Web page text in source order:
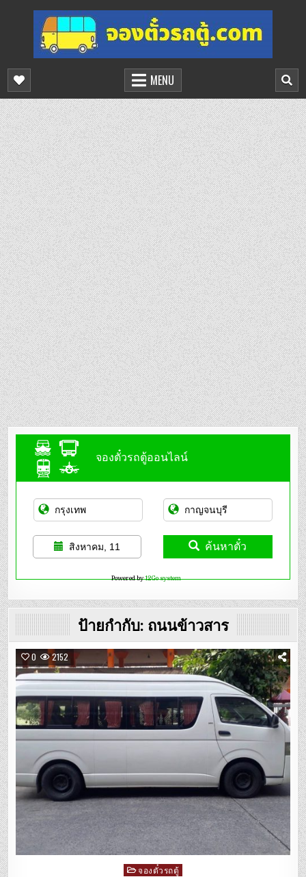
content
จองตั๋วรถตู้ออนไลน์
บริการจองตั๋วรถตู้ออนไลน์
MENU
จองตั๋วรถตู้ออนไลน์
สิงหาคม, 11 ค้นหาตั๋ว
Powered by12Go system
ป้ายกำกับ: ถนนข้าวสาร
0 2152
Posted
จองตั๋วรถตู้